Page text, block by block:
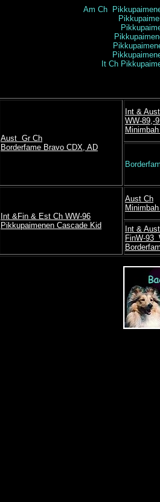
Am Ch
It Ch
Aust Gr Ch
Borderfame Bravo CDX, AD
Int &
WW-89,-
Int &Fin & Est Ch WW-96
Pikkupaimenen Cascade Kid
Aust Ch
Int &
FinW-93